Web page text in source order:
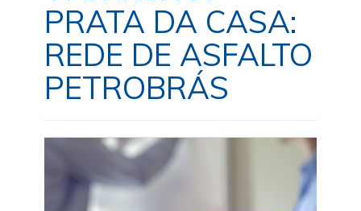
PRATA DA CASA:
REDE DE ASFALTO
PETROBRÁS